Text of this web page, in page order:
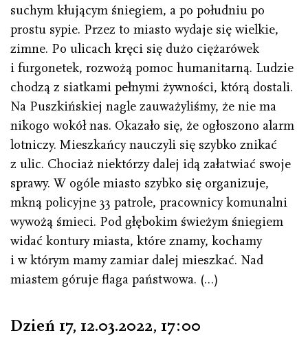
suchym kłującym śniegiem, a po południu po
prostu sypie. Przez to miasto wydaje się wielkie,
zimne. Po ulicach kręci się dużo ciężarówek
i furgonetek, rozwożą pomoc humanitarną. Ludzie
chodzą z siatkami pełnymi żywności, którą dostali.
Na Puszkińskiej nagle zauważyliśmy, że nie ma
nikogo wokół nas. Okazało się, że ogłoszono alarm
lotniczy. Mieszkańcy nauczyli się szybko znikać
z ulic. Chociaż niektórzy dalej idą załatwiać swoje
sprawy. W ogóle miasto szybko się organizuje,
mkną policyjne 33 patrole, pracownicy komunalni
wywożą śmieci. Pod głębokim świeżym śniegiem
widać kontury miasta, które znamy, kochamy
i w którym mamy zamiar dalej mieszkać. Nad
miastem góruje flaga państwowa. (…)
Dzień 17, 12.03.2022, 17 : 00